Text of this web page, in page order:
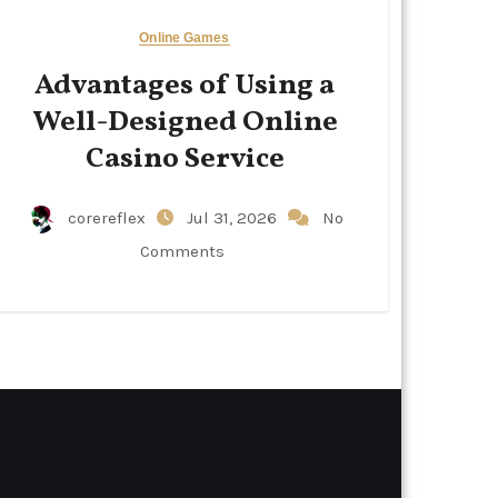
Online Games
Advantages of Using a
Well-Designed Online
Casino Service
corereflex Jul 31, 2026
No
Comments